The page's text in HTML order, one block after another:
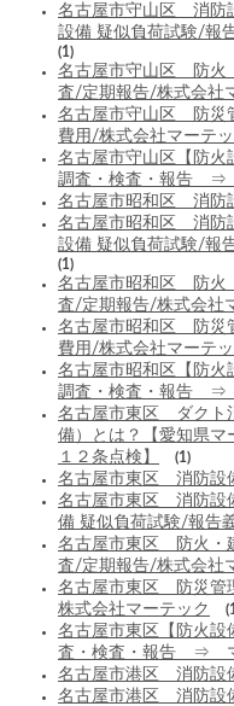
名古屋市守山区 消防
設備 疑似負荷試験/報
(1)
名古屋市守山区 防火
査/定期報告/株式会社
名古屋市守山区 防災
費用/株式会社マーテ
名古屋市守山区【防
調査・検査・報告 ⇒
名古屋市昭和区 消防
名古屋市昭和区 消防
設備 疑似負荷試験/報
(1)
名古屋市昭和区 防火
査/定期報告/株式会社
名古屋市昭和区 防災
費用/株式会社マーテ
名古屋市昭和区【防
調査・検査・報告 ⇒
名古屋市東区 ダクト
備）とは？【愛知県
１２条点検】
(1)
名古屋市東区 消防設
名古屋市東区 消防設
備 疑似負荷試験/報告
名古屋市東区 防火・
査/定期報告/株式会社
名古屋市東区 防災管
株式会社マーテック
名古屋市東区【防火
査・検査・報告 ⇒
名古屋市港区 消防設
名古屋市港区 消防設